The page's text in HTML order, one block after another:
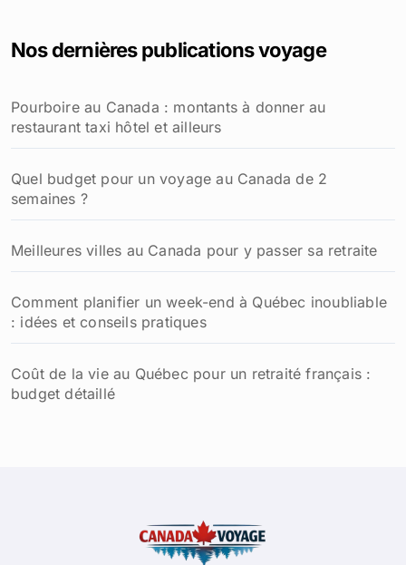
r
e
r
Nos dernières publications voyage
Pourboire au Canada : montants à donner au
restaurant taxi hôtel et ailleurs
Quel budget pour un voyage au Canada de 2
semaines ?
Meilleures villes au Canada pour y passer sa retraite
Comment planifier un week-end à Québec inoubliable
: idées et conseils pratiques
Coût de la vie au Québec pour un retraité français :
budget détaillé